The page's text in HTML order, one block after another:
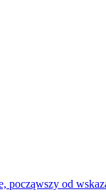
począwszy od